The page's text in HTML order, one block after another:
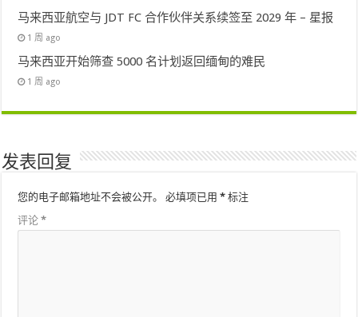
马来西亚航空与 JDT FC 合作伙伴关系续签至 2029 年 – 星报
1 周 ago
马来西亚开始筛查 5000 名计划返回缅甸的难民
1 周 ago
发表回复
您的电子邮箱地址不会被公开。 必填项已用* 标注
评论*